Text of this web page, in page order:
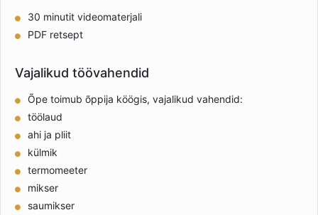
30 minutit videomaterjali
PDF retsept
Vajalikud töövahendid
Õpe toimub õppija köögis, vajalikud vahendid:
töölaud
ahi ja pliit
külmik
termomeeter
mikser
saumikser